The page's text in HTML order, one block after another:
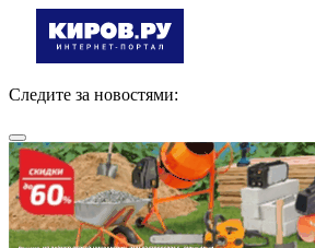
Следите за новостями: